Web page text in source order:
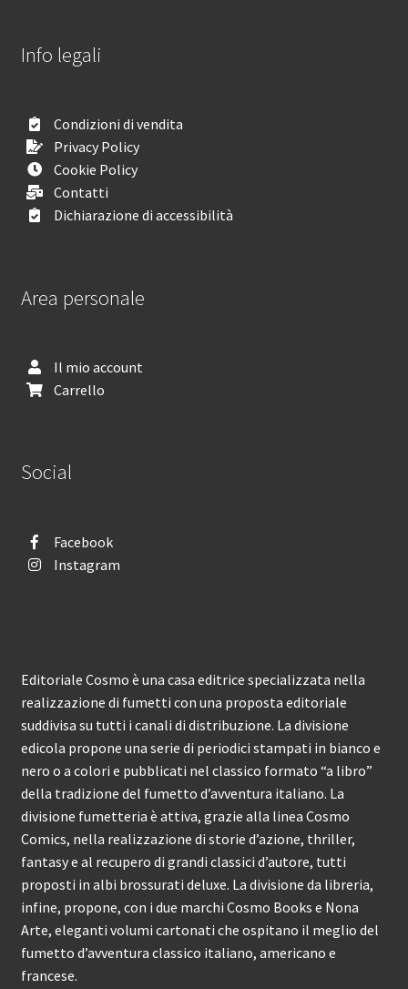
Info legali
Condizioni di vendita
Privacy Policy
Cookie Policy
Contatti
Dichiarazione di accessibilità
Area personale
Il mio account
Carrello
Social
Facebook
Instagram
Editoriale Cosmo è una casa editrice specializzata nella
realizzazione di fumetti con una proposta editoriale
suddivisa su tutti i canali di distribuzione. La divisione
edicola propone una serie di periodici stampati in bianco e
nero o a colori e pubblicati nel classico formato “a libro”
della tradizione del fumetto d’avventura italiano. La
divisione fumetteria è attiva, grazie alla linea Cosmo
Comics, nella realizzazione di storie d’azione, thriller,
fantasy e al recupero di grandi classici d’autore, tutti
proposti in albi brossurati deluxe. La divisione da libreria,
infine, propone, con i due marchi Cosmo Books e Nona
Arte, eleganti volumi cartonati che ospitano il meglio del
fumetto d’avventura classico italiano, americano e
francese.